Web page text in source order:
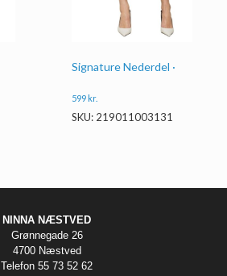
Signature Nederdel ·
599kr.
SKU: 219011003131
NINNA NÆSTVED
Grønnegade 26
4700 Næstved
Telefon 55 73 52 62